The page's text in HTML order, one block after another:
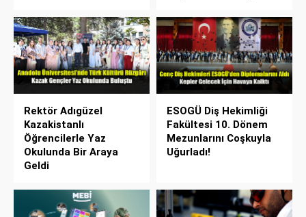
Rektör Adıgüzel
Kazakistanlı
Öğrencilerle Yaz
Okulunda Bir Araya
Geldi
ESOGÜ Diş Hekimliği
Fakültesi 10. Dönem
Mezunlarını Coşkuyla
Uğurladı!